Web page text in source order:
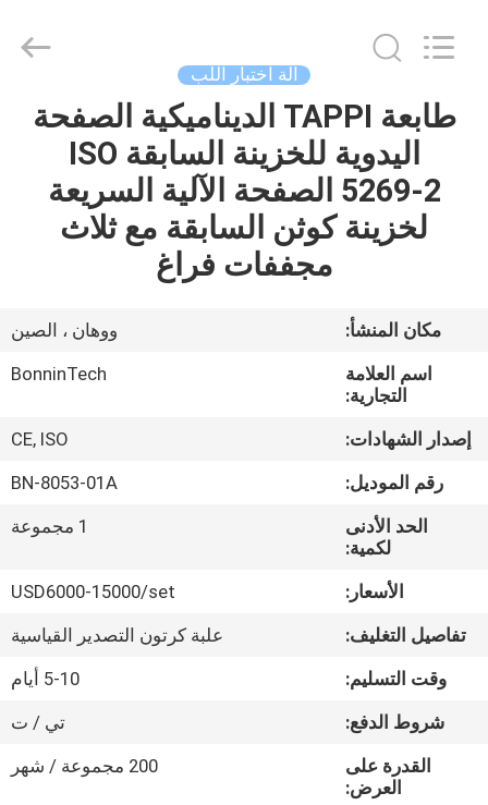
بيت
منتجات
معلومات
جولة
المعمل
جودة
اتصل
Technology
آلة اختبار اللب
طابعة TAPPI الديناميكية الصفحة
اليدوية للخزينة السابقة ISO
5269-2 الصفحة الآلية السريعة
لخزينة كوثن السابقة مع ثلاث
مجففات فراغ
مكان المنشأ:
ووهان ، الصين
اسم العلامة
التجارية:
BonninTech
إصدار الشهادات:
CE, ISO
رقم الموديل:
BN-8053-01A
الحد الأدنى
لكمية:
1 مجموعة
الأسعار:
USD6000-15000/set
تفاصيل التغليف:
علبة كرتون التصدير القياسية
وقت التسليم:
5-10 أيام
شروط الدفع:
تي / ت
القدرة على
العرض:
200 مجموعة / شهر